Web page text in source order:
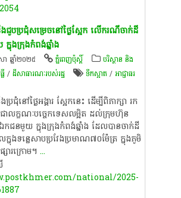
ងជួបប្រជុំសម្រេចនៅថ្ងៃស្អែក លើករណីចាក់ដី
នុងក្រុងកំពង់ឆ្នាំង
ា ឆ្នាំ២០២៥ ភ្នំពេញប៉ុស្តិ៍
បរិស្ថាន និង
/ដីសាធារណៈរបស់រដ្ឋ ទឹក​ស្អាត​/អាជ្ញាធរ​
រជុំនៅថ្ងៃអង្គារ ស្អែកនេះ ដើម្បីពិភាក្សា រក
លក្ខណៈបច្ចេកទេសលម្អិត ដល់ក្រុមហ៊ុន
ឯកជនមួយ ក្នុងក្រុងកំពង់ឆ្នាំង ដែលបានចាក់ដី
ងទន្លេសាបប្រវែងប្រមាណ៧០ម៉ែត្រ ក្នុងភូមិ
ារក្រោម។ ...
national/2025-